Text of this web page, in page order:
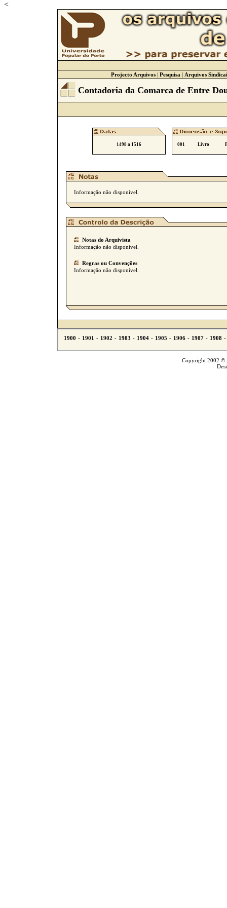
<
Projecto Arquivos| Pesquisa | Arquivos
Contadoria da Comarca de Entre
1498 a 1516 001 Livro
Informação não disponível.
Notas do Arquivista
Informação não disponível.
Regras ou Convenções
Informação não disponível.
Copyright 2002 ©